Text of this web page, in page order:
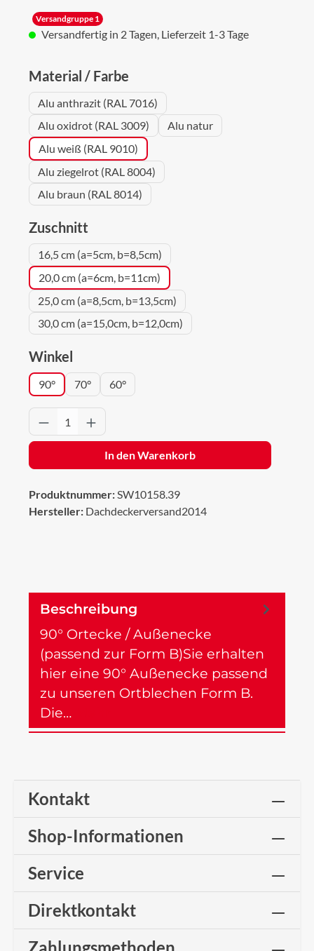
Versandgruppe 1
Versandfertig in 2 Tagen, Lieferzeit 1-3 Tage
Material / Farbe
Alu anthrazit (RAL 7016)
Alu oxidrot (RAL 3009)
Alu natur
Alu weiß (RAL 9010)
Alu ziegelrot (RAL 8004)
Alu braun (RAL 8014)
Zuschnitt
16,5 cm (a=5cm, b=8,5cm)
20,0 cm (a=6cm, b=11cm)
25,0 cm (a=8,5cm, b=13,5cm)
30,0 cm (a=15,0cm, b=12,0cm)
Winkel
90° 70° 60°
Produkt Anzahl: Gib den gewünschten
In den Warenkorb
Produktnummer:SW10158.39
Hersteller: Dachdeckerversand2014
Beschreibung
90° Ortecke / Außenecke
(passend zur Form B)Sie erhalten
hier eine 90° Außenecke passend
zu unseren Ortblechen Form B.
Die…
Kontakt
Shop-Informationen
Service
Direktkontakt